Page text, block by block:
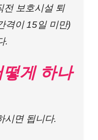
전 보호시설 퇴
격이 15일 미만)
.
게 하나
시면 됩니다.